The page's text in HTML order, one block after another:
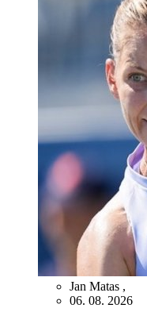
Jan Matas ,
06. 08. 2026